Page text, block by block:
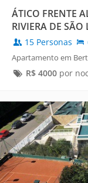
ÁTICO FRENTE
RIVIERA DE SÃO
15 Personas
Apartamento em
R$ 4000por